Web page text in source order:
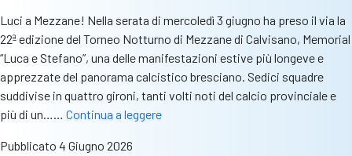
Luci a Mezzane! Nella serata di mercoledì 3 giugno ha preso il via la
22ª edizione del Torneo Notturno di Mezzane di Calvisano, Memorial
“Luca e Stefano”, una delle manifestazioni estive più longeve e
apprezzate del panorama calcistico bresciano. Sedici squadre
suddivise in quattro gironi, tanti volti noti del calcio provinciale e
più di un…… Continua a leggereNotturno
Pubblicato 4 Giugno 2026